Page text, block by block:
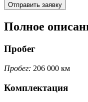
Отправить заявку
Полное
Пробег
Пробег: 206 000 км
Комплектация